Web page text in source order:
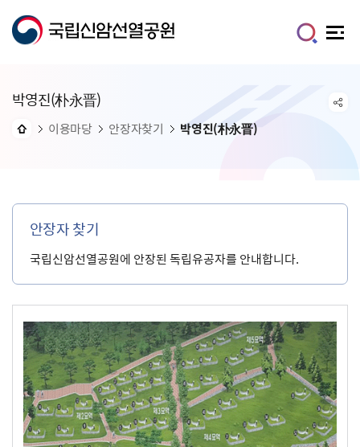
박영진(朴永晋)
이용마당 안장자찾기 박영진(朴永晋)
안장자 찾기
국립신암선열공원에 안장된 독립유공자를 안내합니다.